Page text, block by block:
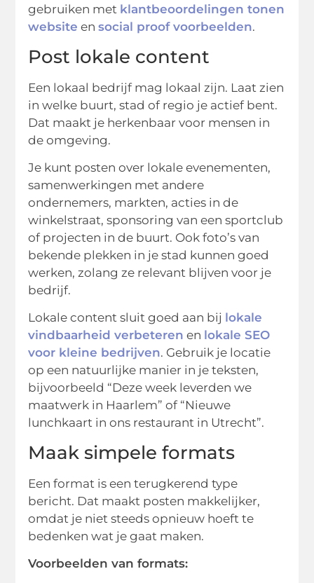
gebruiken met klantbeoordelingen tonen
website ensocial proof voorbeelden.
Post lokale content
Een lokaal bedrijf mag lokaal zijn. Laat zien
in welke buurt, stad of regio je actief bent.
Dat maakt je herkenbaar voor mensen in
de omgeving.
Je kunt posten over lokale evenementen,
samenwerkingen met andere
ondernemers, markten, acties in de
winkelstraat, sponsoring van een sportclub
of projecten in de buurt. Ook foto’s van
bekende plekken in je stad kunnen goed
werken, zolang ze relevant blijven voor je
bedrijf.
Lokale content sluit goed aan bij lokale
vindbaarheid verbeteren en lokale SEO
voor kleine bedrijven. Gebruik je locatie
op een natuurlijke manier in je teksten,
bijvoorbeeld “Deze week leverden we
maatwerk in Haarlem” of “Nieuwe
lunchkaart in ons restaurant in Utrecht”.
Maak simpele formats
Een format is een terugkerend type
bericht. Dat maakt posten makkelijker,
omdat je niet steeds opnieuw hoeft te
bedenken wat je gaat maken.
Voorbeelden van formats: